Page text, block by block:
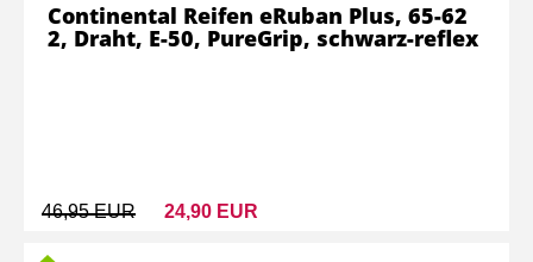
46,95 EUR 24,90 EUR
Continental Reifen eRuban Plus, 65-62
2, Draht, E-50, PureGrip, schwarz-reflex